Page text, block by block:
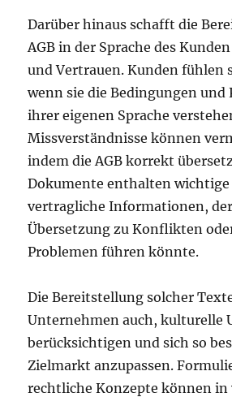
Darüber hinaus schafft die
AGB in der Sprache des
und Vertrauen. Kunden fühlen
wenn sie die Bedingungen
ihrer eigenen Sprache
Missverständnisse können
indem die AGB korrekt
Dokumente enthalten
vertragliche Informationen,
Übersetzung zu Konflikten
Problemen führen könnte.
Die Bereitstellung solcher
Unternehmen auch, kulturelle
berücksichtigen und sich so
Zielmarkt anzupassen.
rechtliche Konzepte können in